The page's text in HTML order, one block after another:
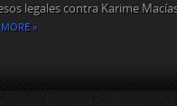
legales contra Karime
»